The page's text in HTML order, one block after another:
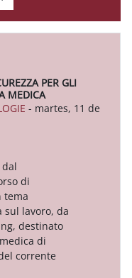
PER GLI
MEDICA
- martes, 11 de
di
tema
sul lavoro, da
destinato
medica di
corrente